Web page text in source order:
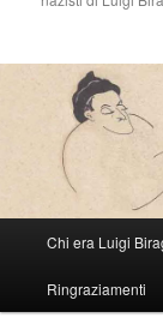
principale
Vai
al
Chi era Luigi
Ringraziamenti